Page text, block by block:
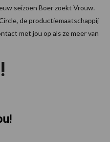
seizoen Boer zoekt Vrouw.
de productiemaatschappij
met jou op als ze meer van